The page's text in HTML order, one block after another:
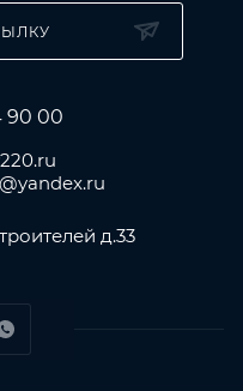
90 00
д.33